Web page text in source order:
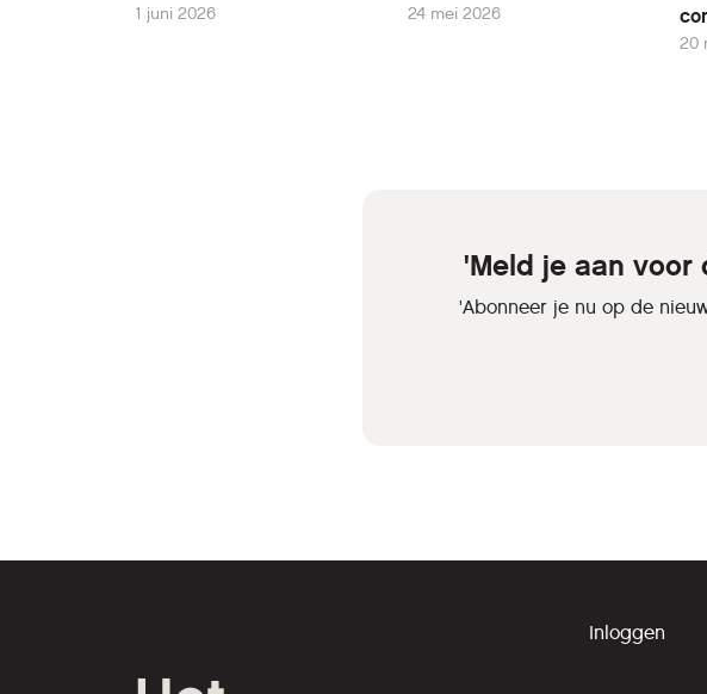
1 juni 2026 24 mei 2026
20
'Meld je aan voor
'Abonneer je nu op de
Inloggen